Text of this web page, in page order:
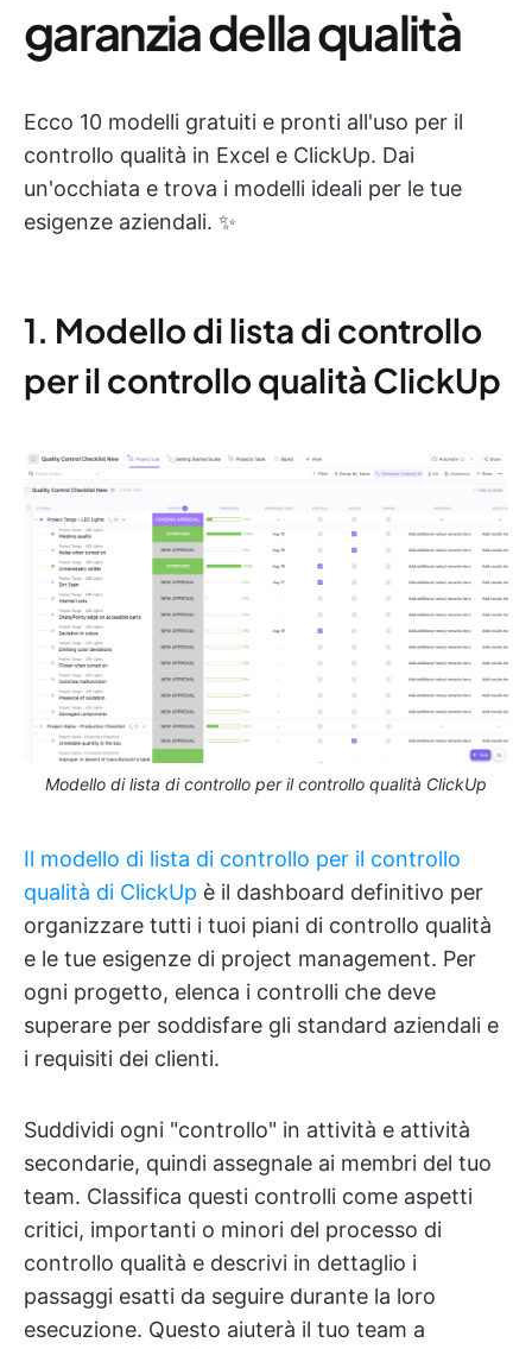
garanzia della qualità
Ecco 10 modelli gratuiti e pronti all'uso per il
controllo qualità in Excel e ClickUp. Dai
un'occhiata e trova i modelli ideali per le tue
esigenze aziendali. ✨
1. Modello di lista di controllo
per il controllo qualità ClickUp
Modello di lista di controllo per il controllo qualità ClickUp
Il modello di lista di controllo per il controllo
qualità di ClickUp è il dashboard definitivo per
organizzare tutti i tuoi piani di controllo qualità
e le tue esigenze di project management. Per
ogni progetto, elenca i controlli che deve
superare per soddisfare gli standard aziendali e
i requisiti dei clienti.
Suddividi ogni "controllo" in attività e attività
secondarie, quindi assegnale ai membri del tuo
team. Classifica questi controlli come aspetti
critici, importanti o minori del processo di
controllo qualità e descrivi in dettaglio i
passaggi esatti da seguire durante la loro
esecuzione. Questo aiuterà il tuo team a